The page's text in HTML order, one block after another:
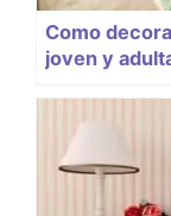
Como
joven y